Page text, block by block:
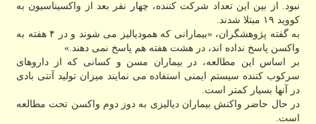
نبود. از بین این تعداد شرکت کننده، چهار نفر بعد از واکسیناسیون به
کووید ۱۹ مبتلا شدند.
به گفته پژوهشگران، «بیمارانی که همودیالیز می شوند و در ۴ هفته به
واکسن پاسخ نداده اند، در هشت هفته هم پاسخ نمی دهند.»
بر اساس این مطالعه، در بیماران مسن و کسانی که از داروهای
سرکوب کننده سیستم ایمنی استفاده می نمایند میزان تولید آنتی بادی
در آنها بسیار کمتر است.
در حال حاضر واکنش بیماران دیالیزی به دوز دوم واکسن تحت مطالعه
است.